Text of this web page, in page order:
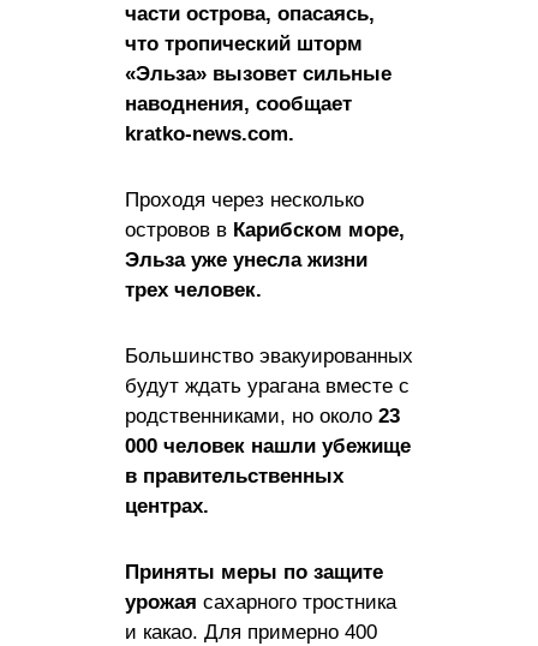
части острова, опасаясь,
что тропический шторм
«Эльза» вызовет сильные
наводнения, сообщает
kratko-news.com.
Проходя через несколько
островов в Карибском море,
Эльза уже унесла жизни
трех человек.
Большинство эвакуированных
будут ждать урагана вместе с
родственниками, но около 23
000 человек нашли убежище
в правительственных
центрах.
Приняты меры по защите
урожая сахарного тростника
и какао. Для примерно 400